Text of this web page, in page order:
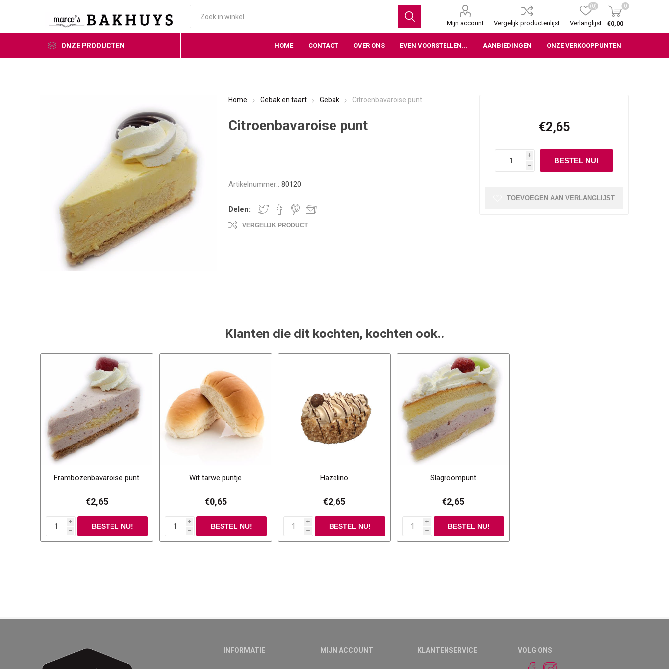
Mijn account Vergelijk productenlijst Verlanglijst
(0) 0
€0,00
ONZE PRODUCTEN HOME CONTACT OVER ONS EVEN VOORSTELLEN... AANBIEDINGEN ONZE VERKOOPPUNTEN
Home Gebak en taart Gebak Citroenbavaroise punt
Citroenbavaroise punt
VERGELIJK PRODUCT
Artikelnummer:: 80120
Delen:
€2,65
i
h
TOEVOEGEN AAN VERLANGLIJST
Klanten die dit kochten, kochten ook..
Frambozenbavaroise punt
€2,65
i
h
Wit tarwe puntje
€0,65
i
h
Hazelino
€2,65
i
h
Slagroompunt
€2,65
i
h
INFORMATIE MIJN ACCOUNT KLANTENSERVICE VOLG ONS